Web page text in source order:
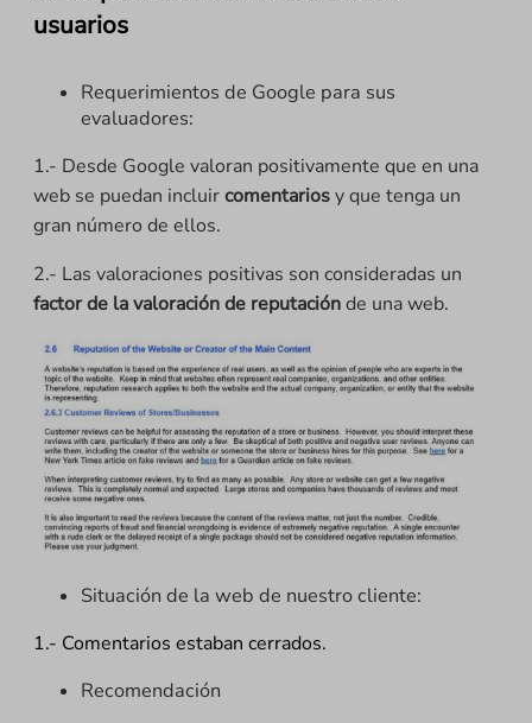
usuarios
Requerimientos de Google para sus
evaluadores:
1.- Desde Google valoran positivamente que en una
web se puedan incluircomentariosy que tenga un
gran número de ellos.
2.- Las valoraciones positivas son consideradas un
factor de la valoraciónde reputaciónde una web.
Situación de la web de nuestro cliente:
1.- Comentarios estaban cerrados.
Recomendación